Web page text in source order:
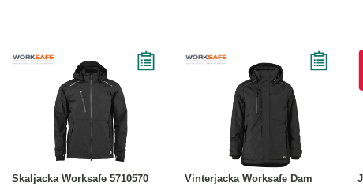
med fuktig trasa istället för att tvätta
torka alltid i torktumlare eller torkskåp för att återaktivera
med textil impregnering som är biologiskt nedbrytbar
eller OrganoTex Spray-On Textile Waterproofing artikel
Skaljacka Worksafe 5710570
Vinterjacka Worksafe Dam
Läs mer